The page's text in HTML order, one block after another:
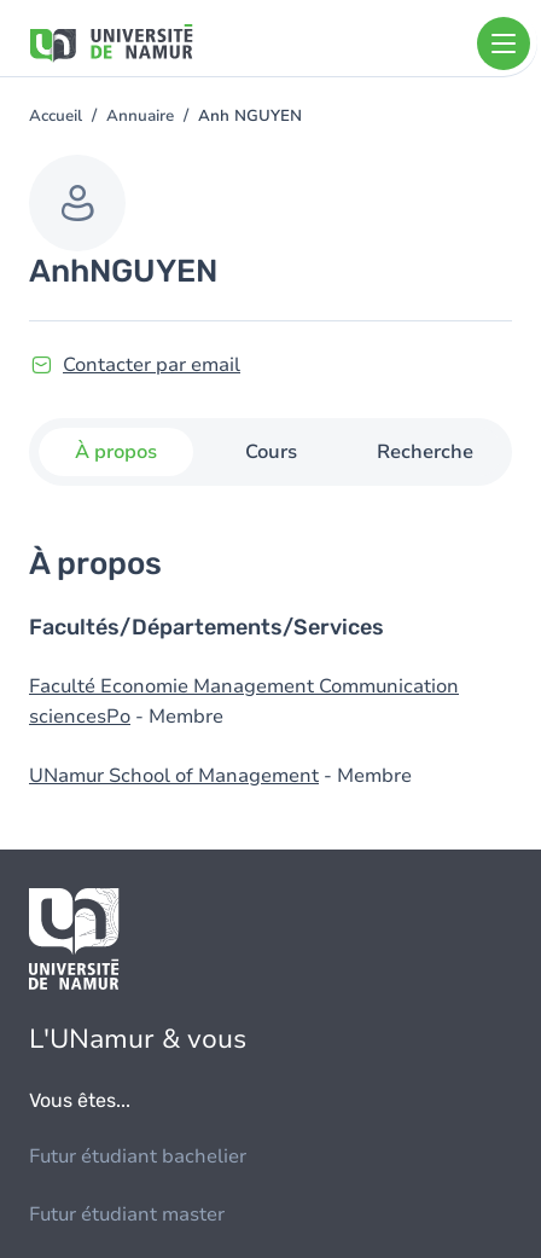
contenu
You
Accueil Annuaire Anh NGUYEN
AnhNGUYEN
Contacter par email
À propos Cours Recherche
À propos
Facultés/Départements/Services
Faculté Economie Management Communication
sciencesPo - Membre
UNamur School of Management - Membre
L'UNamur & vous
Vous êtes...
Futur étudiant bachelier
Futur étudiant master